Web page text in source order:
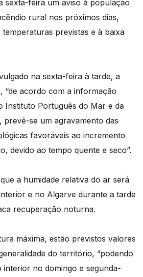
sexta-feira um aviso à população
rural nos próximos dias,
temperaturas previstas e à baixa
na sexta-feira à tarde, a
“de acordo com a informação
Instituto Português do Mar e da
prevê-se um agravamento das
favoráveis ao incremento
devido ao tempo quente e seco”.
a humidade relativa do ar será
e no Algarve durante a tarde
recuperação noturna.
máxima, estão previstos valores
do território, “podendo
interior no domingo e segunda-